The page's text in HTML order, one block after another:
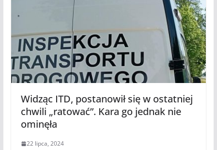
Widząc ITD, postanowił się w ostatniej
chwili „ratować”. Kara go jednak nie
ominęła
22 lipca, 2024